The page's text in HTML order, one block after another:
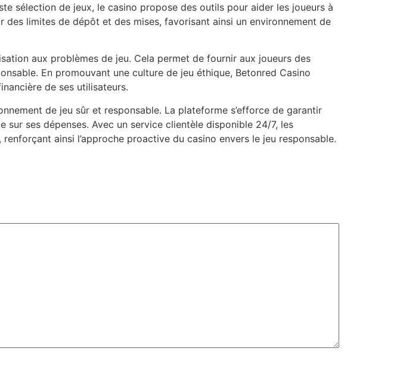
sélection de jeux, le casino propose des outils pour aider les joueurs à
limites de dépôt et des mises, favorisant ainsi un environnement de
aux problèmes de jeu. Cela permet de fournir aux joueurs des
En promouvant une culture de jeu éthique, Betonred Casino
de ses utilisateurs.
de jeu sûr et responsable. La plateforme s’efforce de garantir
ses dépenses. Avec un service clientèle disponible 24/7, les
ainsi l’approche proactive du casino envers le jeu responsable.